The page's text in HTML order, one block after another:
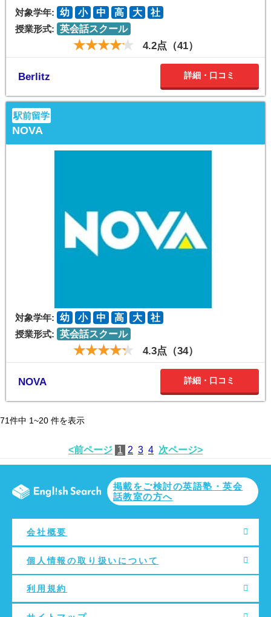
対象学年: 幼 小 中 高 大
社
授業形式: 英会話スクール
4.2点（41）
Berlitz 詳細・口コミ
駅前留学
NOVA
対象学年: 幼 小 中 高 大
社
授業形式: 英会話スクール
4.3点（34）
NOVA 詳細・口コミ
71件中 1~20 件を表示
<前ページ 1 2 3 4 次ページ>
掲載をご検討の英語塾・英会
話教室の方へ
会社概要
個人情報の取り扱いについて
利用規約